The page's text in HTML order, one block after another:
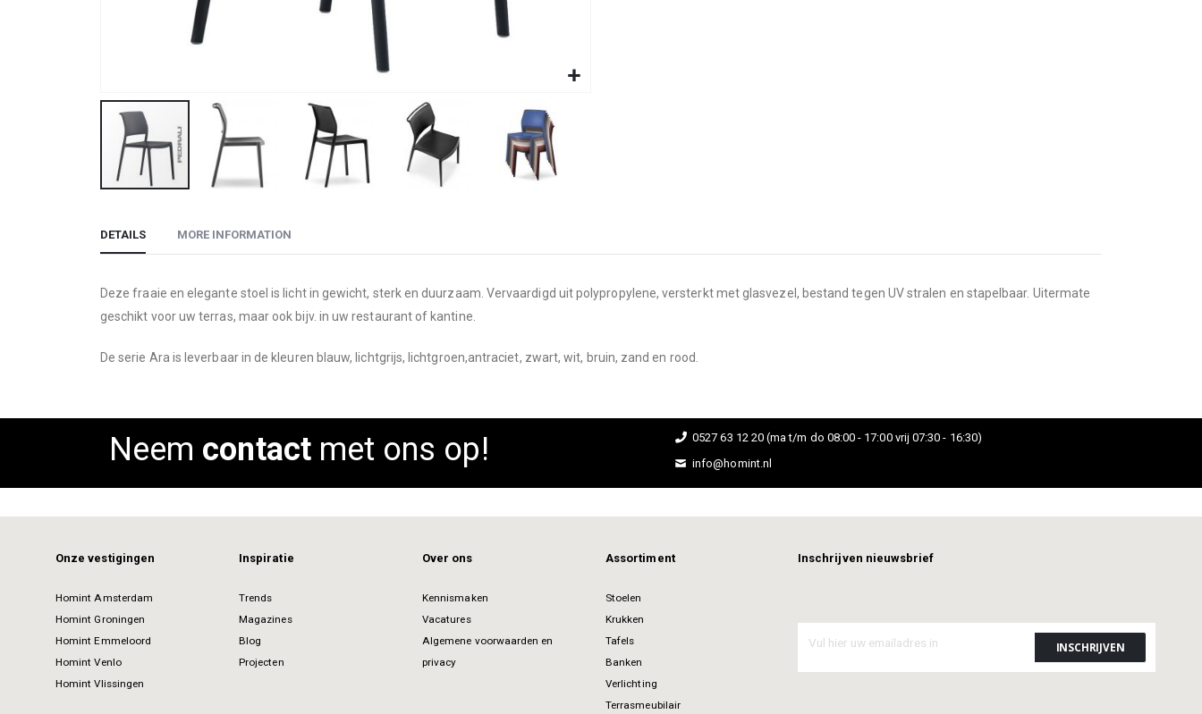
the
of
images
gallery
DETAILS
Deze fraaie en elegante stoel is licht in gewicht, sterk en duurzaam. Vervaardigd uit polypropylene, versterkt met glasvezel, bestand tegen UV stralen en stapelbaar. Uitermate
geschikt voor uw terras, maar ook bijv. in uw restaurant of kantine.
De serie Ara is leverbaar in de kleuren blauw, lichtgrijs, lichtgroen,antraciet, zwart, wit, bruin, zand en rood.
MORE INFORMATION
Neem contactmet ons op!
0527 63 12 20 (ma t/m do 08:00 - 17:00 vrij 07:30 - 16:30)
info@homint.nl
Onze vestigingen
Homint Amsterdam
Homint Groningen
Homint Emmeloord
Homint Venlo
Homint Vlissingen
Inspiratie
Trends
Magazines
Blog
Projecten
Over ons
Kennismaken
Vacatures
Algemene voorwaarden en
privacy
Assortiment
Stoelen
Krukken
Tafels
Banken
Verlichting
Terrasmeubilair
Inschrijven nieuwsbrief